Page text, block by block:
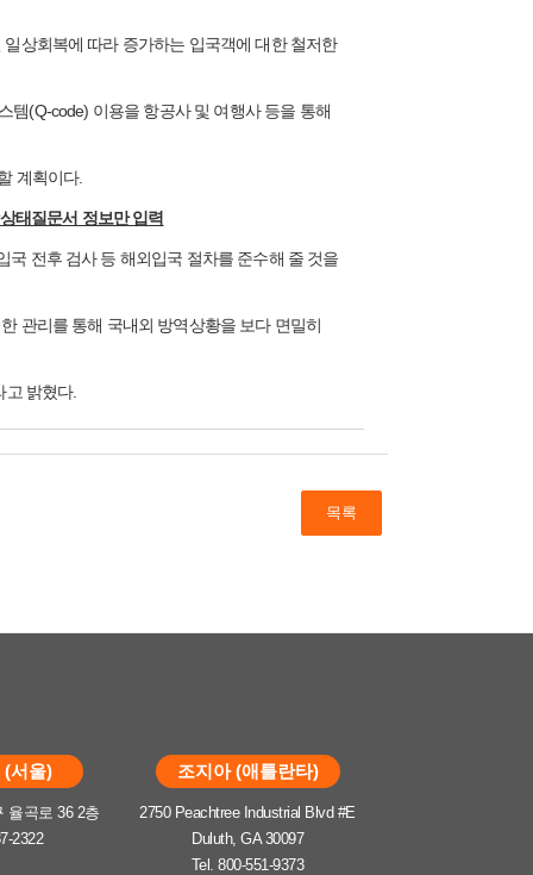
상회복에 따라 증가하는 입국객에 대한 철저한
템(Q-code) 이용을 항공사 및 여행사 등을 통해
계획이다.
태질문서 정보만 입력
전후 검사 등 해외입국 절차를 준수해 줄 것을
관리를 통해 국내외 방역상황을 보다 면밀히
밝혔다.
목록
(서울)
율곡로 36 2층
2322
조지아 (애틀란타)
2750 Peachtree Industrial Blvd #E
Duluth, GA 30097
Tel. 800-551-9373